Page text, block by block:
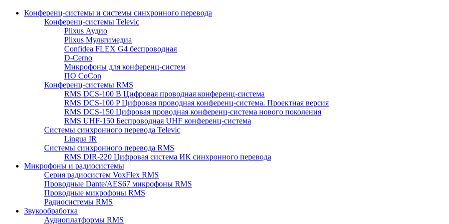
Конференц-системы и системы синхронного перевода
Конференц-системы Televic
Plixus Аудио
Plixus Мультимедиа
Confidea FLEX G4 беспроводная
D-Cerno
Микрофоны для конференц-систем
ПО CoCon
Конференц-системы RMS
RMS DCS-100 B Цифровая проводная конференц-система
RMS DCS-100 P Цифровая проводная конференц-система. Проектная версия
RMS DCS-150 Цифровая проводная конференц-система нового поколения
RMS UHF-150 Беспроводная UHF конференц-система
Системы синхронного перевода Televic
Lingua IR
Системы синхронного перевода RMS
RMS DIR-220 Цифровая система ИК синхронного перевода
Микрофоны и радиосистемы
Серия радиосистем VoxFlex RMS
Проводные Dante/AES67 микрофоны RMS
Проводные микрофоны RMS
Радиосистемы RMS
Звукообработка
Аудиоплатформы RMS